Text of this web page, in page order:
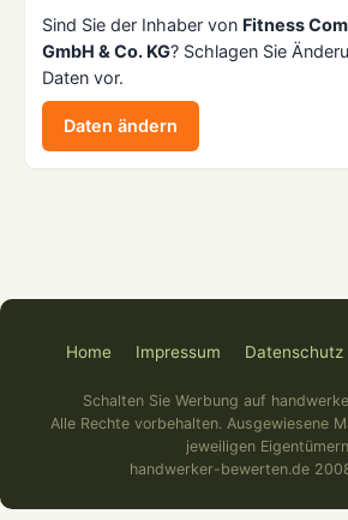
Sind Sie der Inhaber von Fitness
GmbH & Co. KG? Schlagen Sie
Daten vor.
Daten ändern
Home Impressum Datenschutz
Schalten Sie Werbung auf
Alle Rechte vorbehalten. Ausgewiesene
jeweiligen
handwerker-bewerten.de